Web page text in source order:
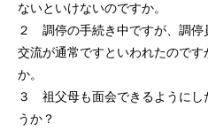
ないといけないのですか。
２ 調停の手続き中ですが、調停
交流が通常ですといわれたので
か。
３ 祖父母も面会できるようにし
うか？